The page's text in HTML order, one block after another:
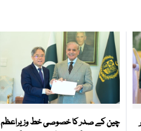
چین کے صدر کا خصوصی خط وزیراعظم